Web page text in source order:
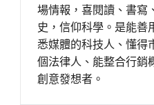
場情報，喜閱讀、書寫
史，信仰科學。是能善
悉媒體的科技人、懂得
個法律人、能整合行銷
創意發想者。